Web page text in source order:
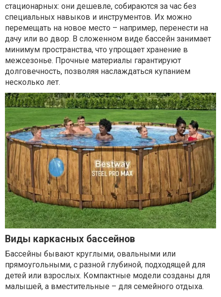
стационарных: они дешевле, собираются за час без
специальных навыков и инструментов. Их можно
перемещать на новое место – например, перенести на
дачу или во двор. В сложенном виде бассейн занимает
минимум пространства, что упрощает хранение в
межсезонье. Прочные материалы гарантируют
долговечность, позволяя наслаждаться купанием
несколько лет.
Виды каркасных бассейнов
Бассейны бывают круглыми, овальными или
прямоугольными, с разной глубиной, подходящей для
детей или взрослых. Компактные модели созданы для
малышей, а вместительные – для семейного отдыха.